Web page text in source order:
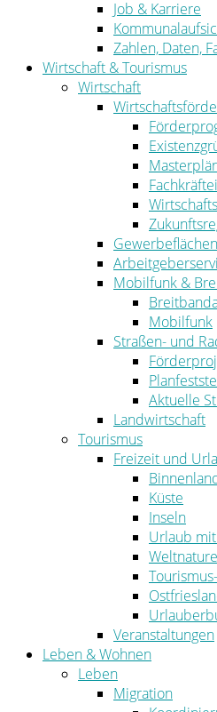
Job & Karriere
Zahlen, Daten,
Wirtschaft & Tourismus
Wirtschaft
Mobilfunk &
Mobilfunk
Straßen- und
Aktuelle
Landwirtschaft
Tourismus
Freizeit und
Küste
Inseln
Urlaub
Veranstaltungen
Leben & Wohnen
Leben
Migration